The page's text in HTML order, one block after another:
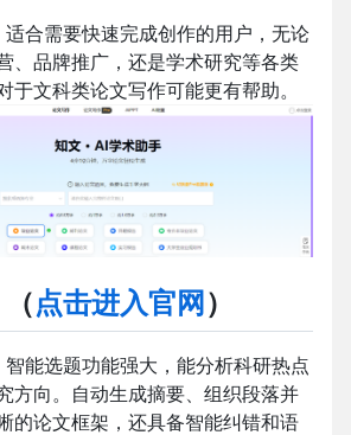
适合需要快速完成创作的用户，无论
、品牌推广，还是学术研究等各类
于文科类论文写作可能更有帮助。
（点击进入官网 ）
智能选题功能强大，能分析科研热点
方向。自动生成摘要、组织段落并
的论文框架，还具备智能纠错和语